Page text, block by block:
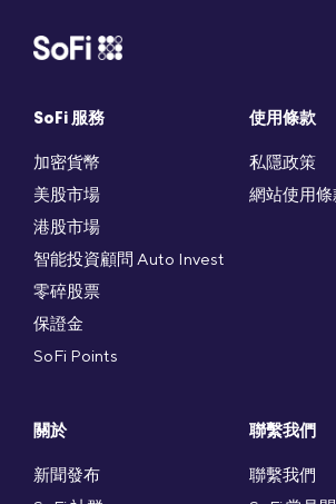
SoFi 服務
加密貨幣
美股市場
港股市場
智能投資顧問 Auto Invest
零碎股票
保證金
SoFi Points
使用條款
私隱政策
網站使用條
關於
新聞發布
聯繫我們
聯繫我們